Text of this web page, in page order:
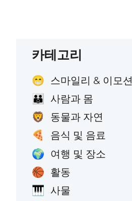
카테고리
😁 스마일리 & 이모션
👪 사람과 몸
🦁 동물과 자연
🍕 음식 및 음료
🌍 여행 및 장소
🏀 활동
🎹 사물